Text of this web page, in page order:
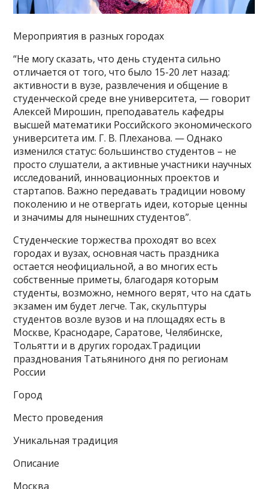
Мероприятия в разных городах
“Не могу сказать, что день студента сильно
отличается от того, что было 15-20 лет назад:
активности в вузе, развлечения и общение в
студенческой среде вне университета, — говорит
Алексей Мирошин, преподаватель кафедры
высшей математики Российского экономического
университета им. Г. В. Плеханова. — Однако
изменился статус: большинство студентов – не
просто слушатели, а активные участники научных
исследований, инновационных проектов и
стартапов. Важно передавать традиции новому
поколению и не отвергать идеи, которые ценны
и значимы для нынешних студентов”.
Студенческие торжества проходят во всех
городах и вузах, основная часть праздника
остается неофициальной, а во многих есть
собственные приметы, благодаря которым
студенты, возможно, немного верят, что на сдать
экзамен им будет легче. Так, скульптуры
студентов возле вузов и на площадях есть в
Москве, Краснодаре, Саратове, Челябинске,
Тольятти и в других городах.Традиции
празднования Татьяниного дня по регионам
России
Город
Место проведения
Уникальная традиция
Описание
Москва